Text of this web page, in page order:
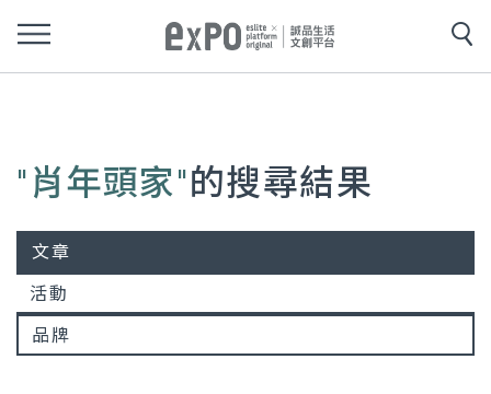
"肖年頭家"的搜尋結果
文章
活動
品牌